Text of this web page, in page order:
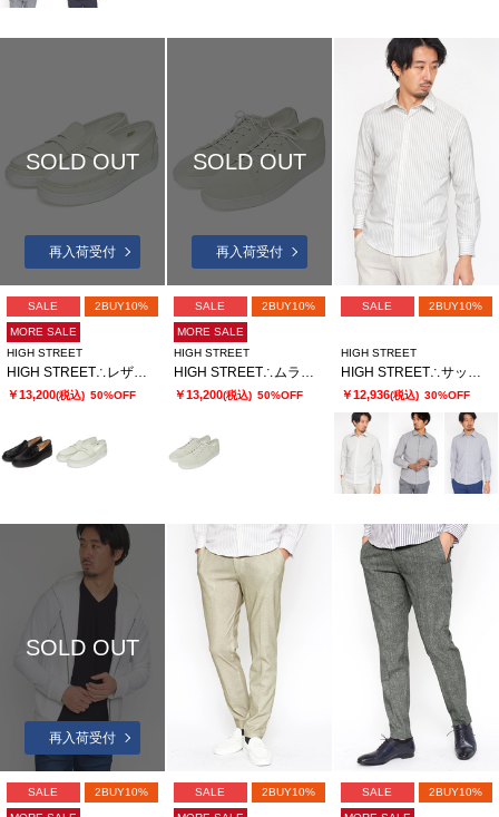
SOLD OUT
再入荷受付
SALE 2BUY10%
MORE SALE
HIGH STREET
HIGH STREET∴レザーローファースニーカー
￥13,200(税込) 50%OFF
SOLD OUT
再入荷受付
SALE 2BUY10%
MORE SALE
HIGH STREET
HIGH STREET∴ムラプリントドレススニーカー
￥13,200(税込) 50%OFF
SALE 2BUY10%
HIGH STREET
HIGH STREET∴サッカーストレッチシャツ
￥12,936(税込) 30%OFF
SOLD OUT
再入荷受付
SALE 2BUY10% SALE 2BUY10% SALE 2BUY10%